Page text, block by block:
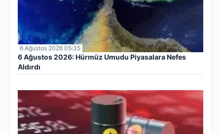
6 Ağustos 2026 05:35
6 Ağustos 2026: Hürmüz Umudu Piyasalara Nefes
Aldırdı